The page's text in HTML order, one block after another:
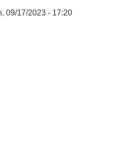
09/17/2023 - 17:20